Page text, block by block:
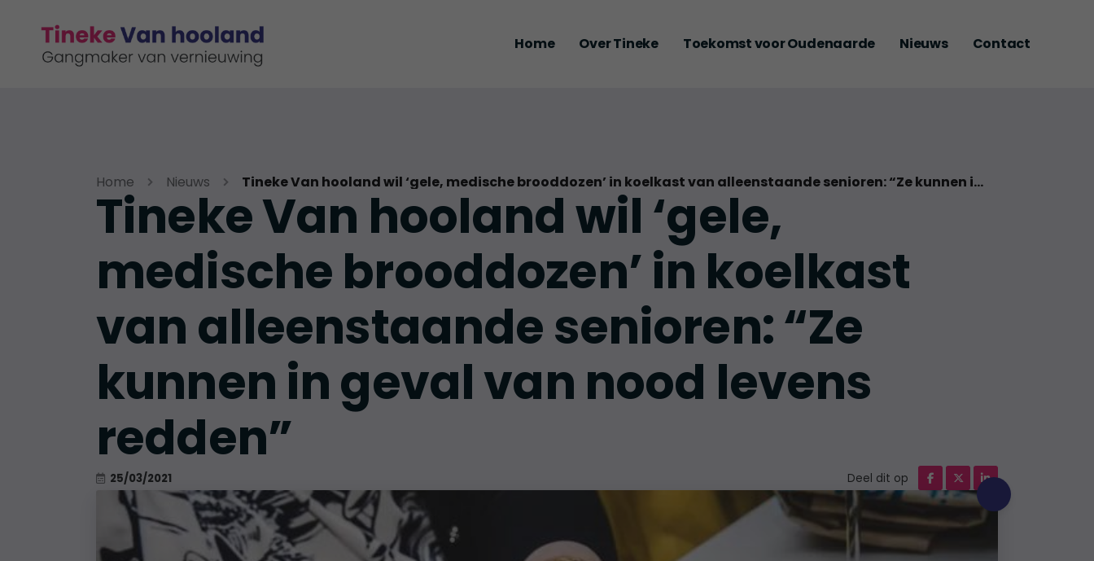
Home Over Tineke Toekomst voor Oudenaarde Nieuws Contact
Home Nieuws Tineke Van hooland wil ‘gele, medische brooddozen’ in koelkast van alleenstaande senioren: “Ze kunnen in geval van nood levens redden”
Tineke Van hooland wil ‘gele,
medische brooddozen’ in koelkast
van alleenstaande senioren: “Ze
kunnen in geval van nood levens
redden”
25/03/2021 Deel dit op